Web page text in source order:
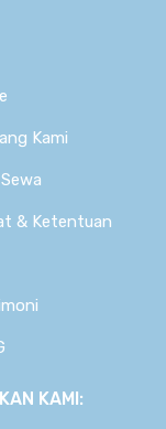
Kami
& Ketentuan
KAMI: